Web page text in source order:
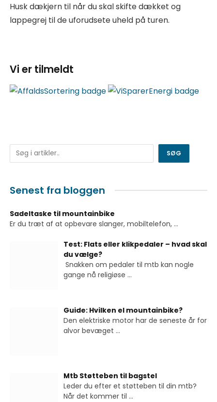
Husk dækjern til når du skal skifte dækket og
lappegrej til de uforudsete uheld på turen.
Vi er tilmeldt
Søg SØG
Senest fra bloggen
Sadeltaske til mountainbike
Er du træt af at opbevare slanger, mobiltelefon, ...
Test: Flats eller klikpedaler – hvad skal
du vælge?
Snakken om pedaler til mtb kan nogle
gange nå religiøse ...
Guide: Hvilken el mountainbike?
Den elektriske motor har de seneste år for
alvor bevæget ...
Mtb Støtteben til bagstel
Leder du efter et støtteben til din mtb?
Når det kommer til ...